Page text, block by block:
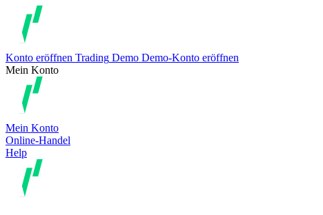
Konto eröffnen Trading Demo Demo-Konto eröffnen
Mein Konto
Mein Konto
Online-Handel
Help